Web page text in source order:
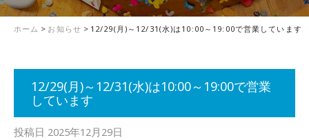
ホーム > お知らせ > 12/29(月)～12/31(水)は10:00～19:00で営業しています
12/29(月)～12/31(水)は10:00～19:00で営業
しています
投稿日 2025年12月29日